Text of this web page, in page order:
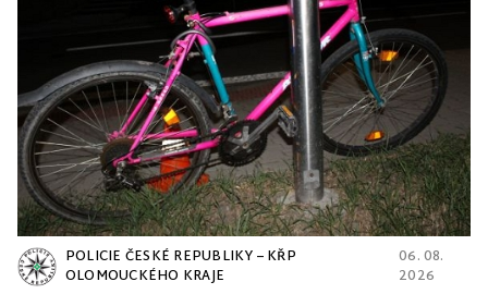
POLICIE ČESKÉ REPUBLIKY – KŘP
OLOMOUCKÉHO KRAJE
06. 08.
2026